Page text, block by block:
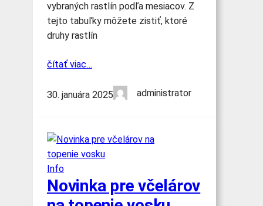
vybraných rastlín podľa mesiacov. Z
tejto tabuľky môžete zistiť, ktoré
druhy rastlín
čítať viac…
30. januára 2025 administrator
Info
Novinka pre včelárov